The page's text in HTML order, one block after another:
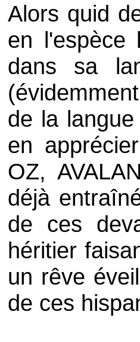
Alors quid
en l'espèce
dans sa
de la
en
OZ,
déjà
de ces
héritier
un rêve
de ces